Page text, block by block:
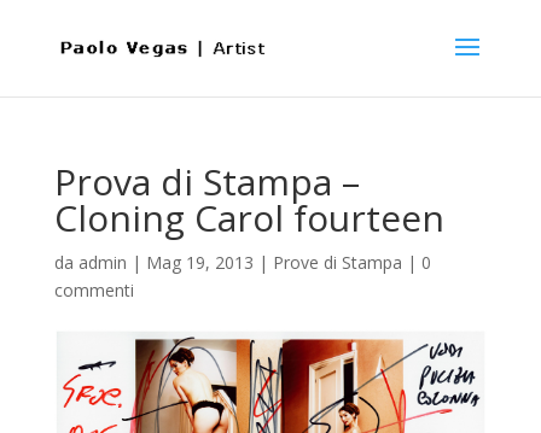
Prova di Stampa –
Cloning Carol fourteen
da admin | Mag 19, 2013 | Prove di Stampa | 0
commenti